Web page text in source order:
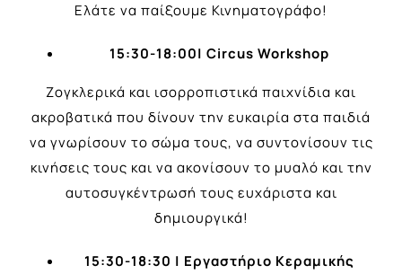
Ελάτε να παίξουμε Κινηματογράφο!
15:30-18:00| Circus Workshop
Ζογκλερικά και ισορροπιστικά παιχνίδια και
ακροβατικά που δίνουν την ευκαιρία στα παιδιά
να γνωρίσουν το σώμα τους, να συντονίσουν τις
κινήσεις τους και να ακονίσουν το μυαλό και την
αυτοσυγκέντρωσή τους ευχάριστα και
δημιουργικά!
15:30-18:30 | Εργαστήριο Κεραμικής